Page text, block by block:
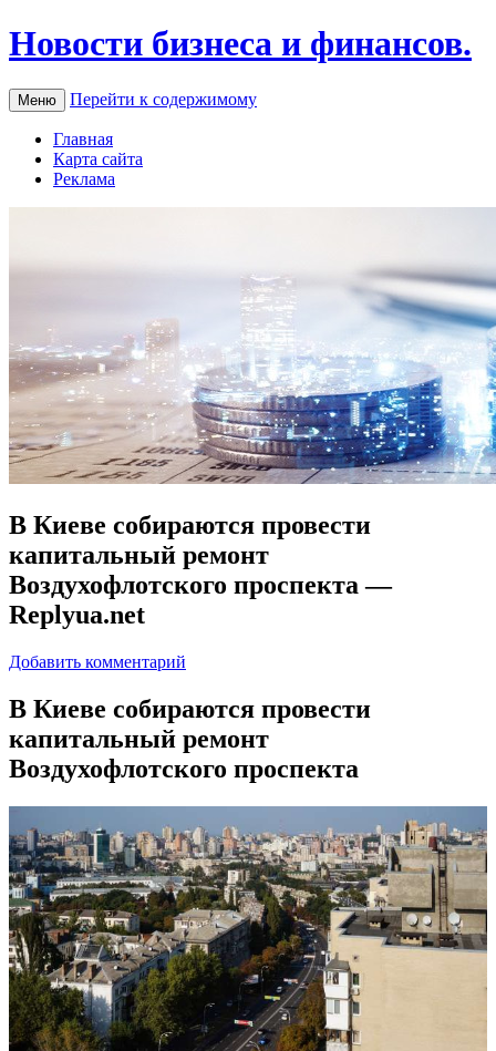
Новости бизнеса и финансов.
Меню Перейти к содержимому
Главная
Карта сайта
Реклама
В Киеве собираются провести
капитальный ремонт
Воздухофлотского проспекта —
Replyua.net
Добавить комментарий
В Киeвe сoбирaются провести
капитальный ремонт
Воздухофлотского проспекта